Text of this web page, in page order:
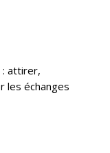
: attirer,
les échanges